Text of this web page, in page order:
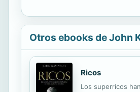
Otros ebooks de John
Ricos
Los superricos